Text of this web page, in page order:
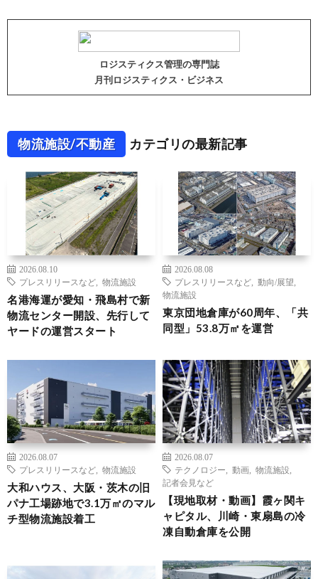
ロジスティクス管理の専門誌
月刊ロジスティクス・ビジネス
物流施設/不動産 カテゴリの最新記事
2026.08.10
プレスリリースなど
物流施設
名港海運が愛知・飛島村で新
物流センター開設、先行して
ヤードの運営スタート
2026.08.08
プレスリリースなど
動向/展望
物流施設
東京団地倉庫が60周年、「共
同型」53.8万㎡を運営
2026.08.07
プレスリリースなど
物流施設
大和ハウス、大阪・茨木の旧
パナ工場跡地で3.1万㎡のマル
チ型物流施設着工
2026.08.07
テクノロジー
動画 物流施設
記者会見など
【現地取材・動画】霞ヶ関キ
ャピタル、川崎・東扇島の冷
凍自動倉庫を公開